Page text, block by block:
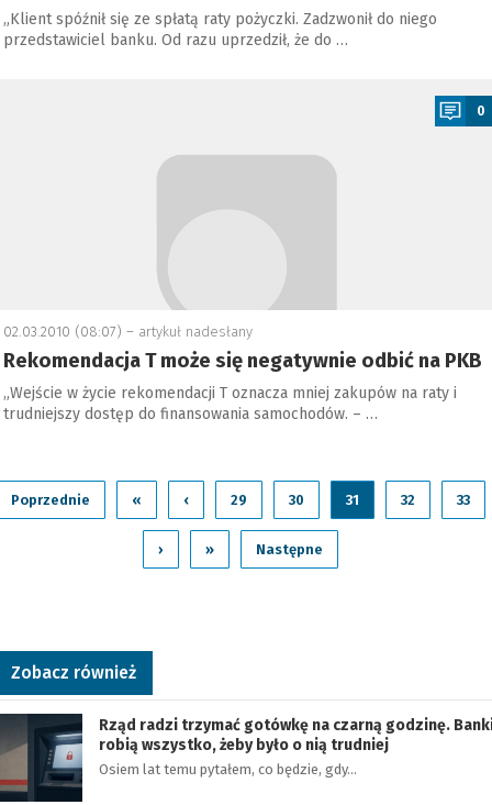
„Klient spóźnił się ze spłatą raty pożyczki. Zadzwonił do niego
przedstawiciel banku. Od razu uprzedził, że do …
0
02.03.2010 (08:07) – artykuł nadesłany
Rekomendacja T może się negatywnie odbić na PKB
„Wejście w życie rekomendacji T oznacza mniej zakupów na raty i
trudniejszy dostęp do finansowania samochodów. – …
Poprzednie « ‹ 29 30 31 32 33
› » Następne
Zobacz również
Rząd radzi trzymać gotówkę na czarną godzinę.
robią wszystko, żeby było o nią trudniej
Osiem lat temu pytałem, co będzie, gdy…